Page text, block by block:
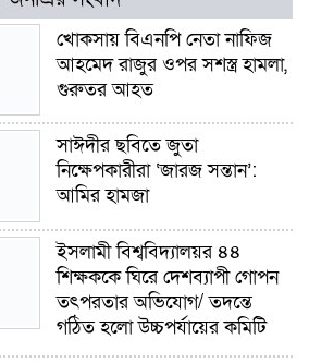
খোকসায় বিএনপি নেতা নাফিজ
আহমেদ রাজুর ওপর সশস্ত্র হামলা,
গুরুতর আহত
সাঈদীর ছবিতে জুতা
নিক্ষেপকারীরা ‘জারজ সন্তান’:
আমির হামজা
ইসলামী বিশ্ববিদ্যালয়র ৪৪
শিক্ষককে ঘিরে দেশব্যাপী গোপন
তৎপরতার অভিযোগ/ তদন্তে
গঠিত হলো উচ্চপর্যায়ের কমিটি